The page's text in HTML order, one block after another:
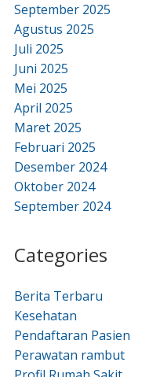
September 2025
Agustus 2025
Juli 2025
Juni 2025
Mei 2025
April 2025
Maret 2025
Februari 2025
Desember 2024
Oktober 2024
September 2024
Categories
Berita Terbaru
Kesehatan
Pendaftaran Pasien
Perawatan rambut